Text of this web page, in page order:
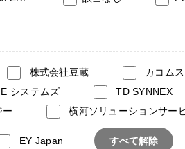
株式会社豆蔵 カコムス
システムズ TD SYNNEX
ー 横河ソリューションサー
EY Japan すべて解除